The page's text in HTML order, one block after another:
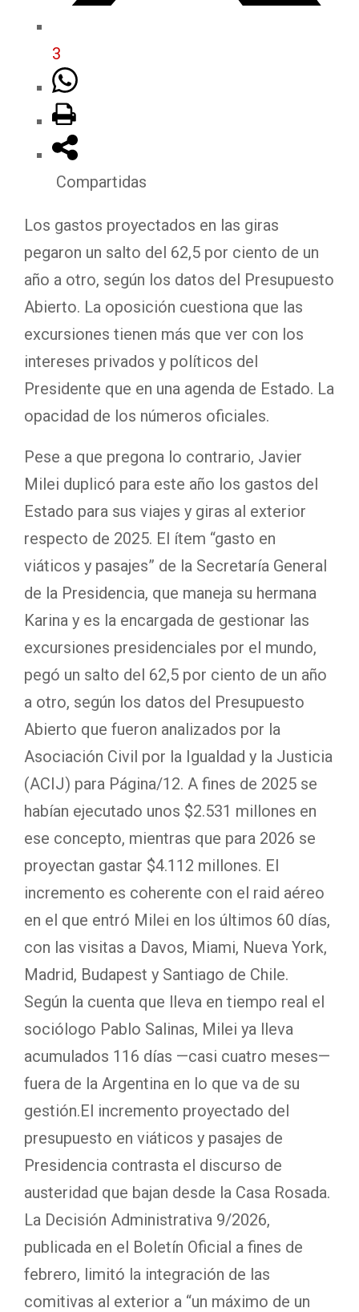
3
Compartidas
Los gastos proyectados en las giras
pegaron un salto del 62,5 por ciento de un
año a otro, según los datos del Presupuesto
Abierto. La oposición cuestiona que las
excursiones tienen más que ver con los
intereses privados y políticos del
Presidente que en una agenda de Estado. La
opacidad de los números oficiales.
Pese a que pregona lo contrario, Javier
Milei duplicó para este año los gastos del
Estado para sus viajes y giras al exterior
respecto de 2025. El ítem “gasto en
viáticos y pasajes” de la Secretaría General
de la Presidencia, que maneja su hermana
Karina y es la encargada de gestionar las
excursiones presidenciales por el mundo,
pegó un salto del 62,5 por ciento de un año
a otro, según los datos del Presupuesto
Abierto que fueron analizados por la
Asociación Civil por la Igualdad y la Justicia
(ACIJ) para Página/12. A fines de 2025 se
habían ejecutado unos $2.531 millones en
ese concepto, mientras que para 2026 se
proyectan gastar $4.112 millones. El
incremento es coherente con el raid aéreo
en el que entró Milei en los últimos 60 días,
con las visitas a Davos, Miami, Nueva York,
Madrid, Budapest y Santiago de Chile.
Según la cuenta que lleva en tiempo real el
sociólogo Pablo Salinas, Milei ya lleva
acumulados 116 días —casi cuatro meses—
fuera de la Argentina en lo que va de su
gestión.El incremento proyectado del
presupuesto en viáticos y pasajes de
Presidencia contrasta el discurso de
austeridad que bajan desde la Casa Rosada.
La Decisión Administrativa 9/2026,
publicada en el Boletín Oficial a fines de
febrero, limitó la integración de las
comitivas al exterior a “un máximo de un